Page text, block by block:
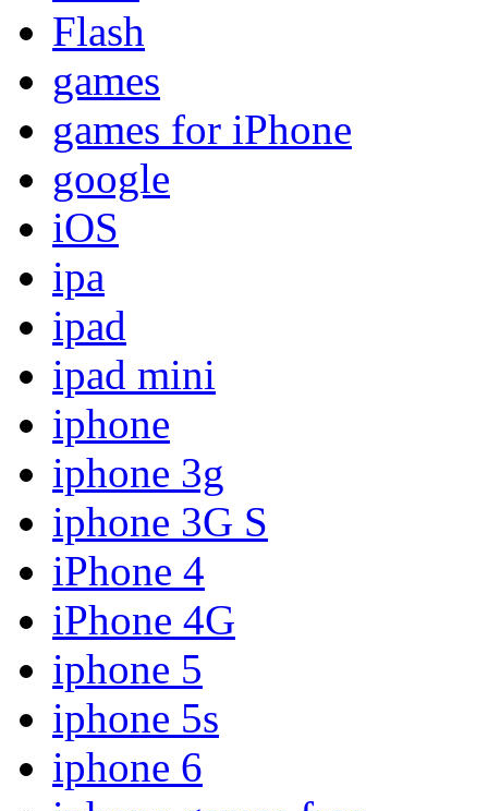
Flash
games
games for iPhone
google
iOS
ipa
ipad
ipad mini
iphone
iphone 3g
iphone 3G S
iPhone 4
iPhone 4G
iphone 5
iphone 5s
iphone 6